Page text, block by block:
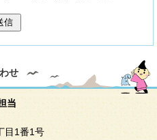
信
せ
当
目1番1号